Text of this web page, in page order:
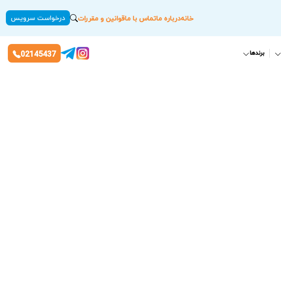
خانهدرباره ماتماس با ماقوانین و مقررات درخواست سرویس
برندها 02145437